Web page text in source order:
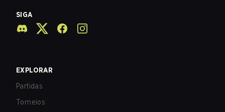
SIGA
EXPLORAR
Partidas
Torneios